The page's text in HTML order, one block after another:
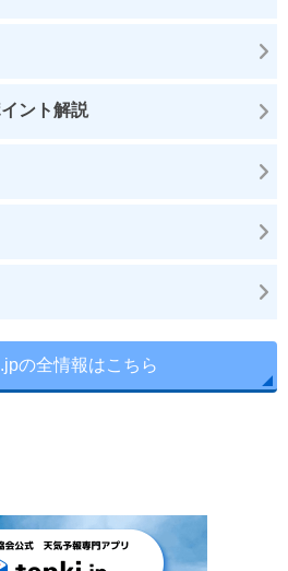
ント解説
の全情報はこちら